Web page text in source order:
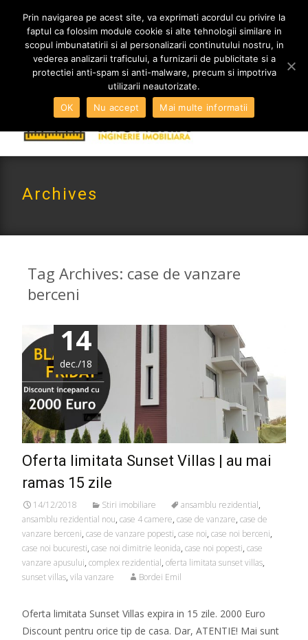
0765 522 734 | 0724 880 890
contact@imoneria.ro
Archives
Tag Archives: case de vanzare
berceni
14
dec./18
Oferta limitata Sunset Villas | au mai
ramas 15 zile
14/12/2018 Stiri imobiliare ansamblu rezidential,
ansamblu rezidential nou, case 4 camere, case de vanzare, case de
vanzare berceni, case de vanzare popesti, case noi, case noi berceni,
case noi bucuresti, case noi dimitrie leonida, case noi popesti, case
vanzare apusului, complex rezidential, oferta limitata sunset villas,
sunset villas, vila vanzare Bordei Emil
Oferta limitata Sunset Villas expira in 15 zile. 2000 Euro
Discount pentru orice tip de casa. Dar, ATENTIE! Mai sunt
MENIU
Prin navigarea pe acest site, va exprimati acordul cu privire la
faptul ca folosim module cookie si alte tehnologii similare in
scopul imbunatatirii si al personalizarii continutului nostru, in
vederea analizarii traficului, a furnizarii de publicitate si a
protectiei anti-spam si anti-malware, precum si impotriva
utilizarii neautorizate.
OK
Nu accept Mai multe informatii